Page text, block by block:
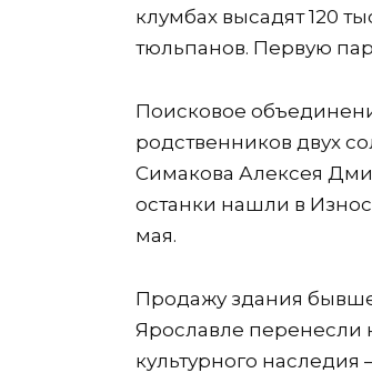
клумбах высадят 120
тюльпанов. Первую
Поисковое
родственников двух
Симакова Алексея
останки нашли в
мая.
Продажу здания
Ярославле перенесли
культурного наследия